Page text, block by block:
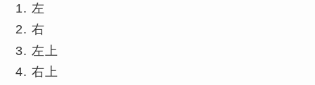
左
右
左上
右上